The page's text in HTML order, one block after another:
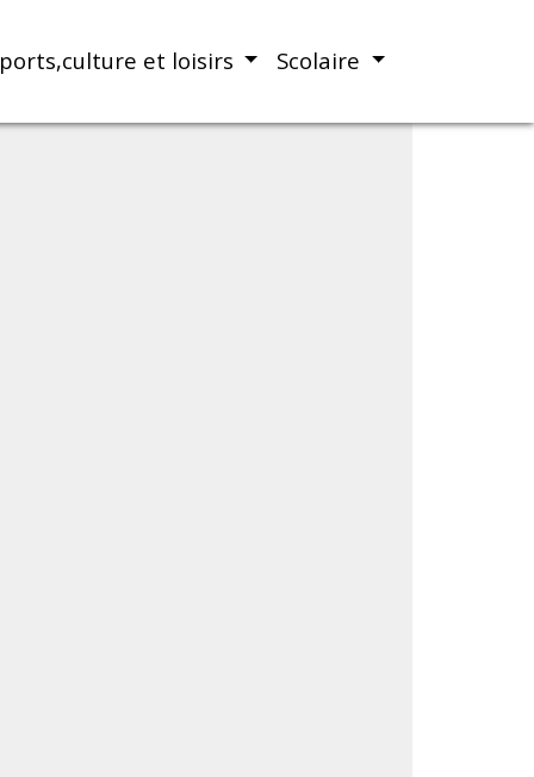
et loisirs Scolaire